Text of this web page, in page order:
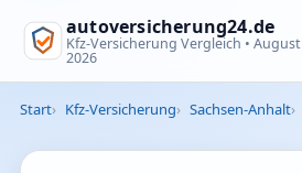
autoversicherung24.de
Kfz-Versicherung Vergleich • August
2026
Start Kfz-Versicherung Sachsen-Anhalt